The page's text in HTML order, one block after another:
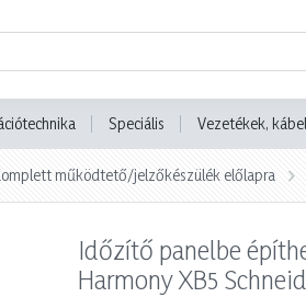
Speciális Vezetékek,
működtető/jelzőkészülék előlapra
Időzítő panelbe
Harmony XB5